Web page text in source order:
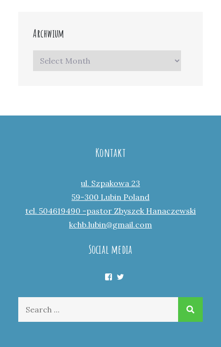
Archwium
Archwium
Kontakt
ul. Szpakowa 23
59-300 Lubin Poland
tel. 504619490 -pastor Zbyszek Hanaczewski
kchb.lubin@gmail.com
Social media
Facebook